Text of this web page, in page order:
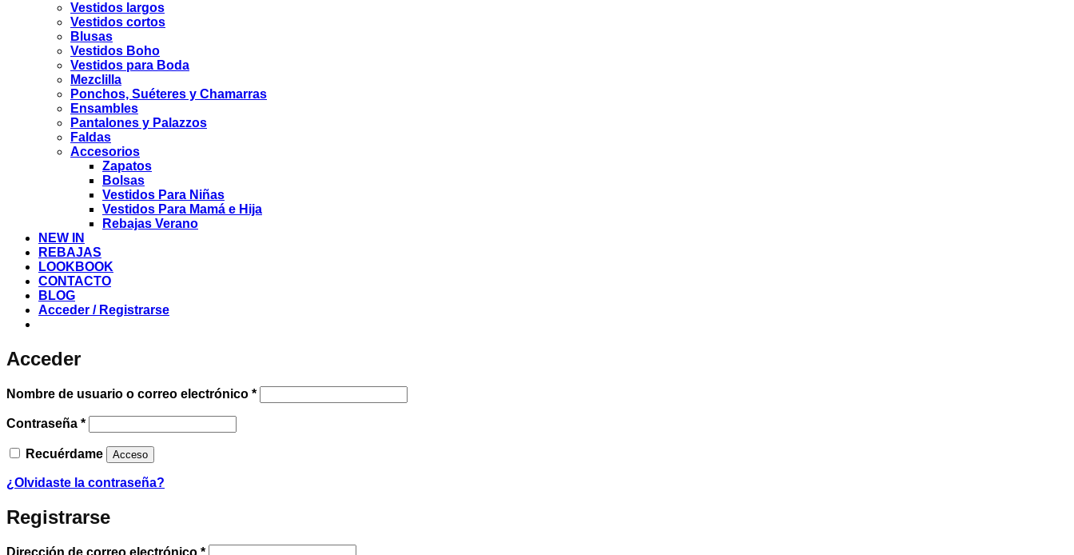
Vestidos largos
Vestidos cortos
Blusas
Vestidos Boho
Vestidos para Boda
Mezclilla
Ponchos, Suéteres y Chamarras
Ensambles
Pantalones y Palazzos
Faldas
Accesorios
Zapatos
Bolsas
Vestidos Para Niñas
Vestidos Para Mamá e Hija
Rebajas Verano
NEW IN
REBAJAS
LOOKBOOK
CONTACTO
BLOG
Acceder / Registrarse
Acceder
Nombre de usuario o correo electrónico *Obligatorio
Contraseña *Obligatorio
Recuérdame Acceso
¿Olvidaste la contraseña?
Registrarse
Dirección de correo electrónico *Obligatorio